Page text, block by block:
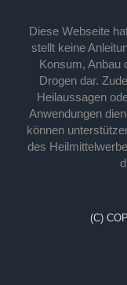
Diese Webseite
stellt keine
Konsum, Anbau
Drogen dar.
Heilaussagen
Anwendungen
können
des
(C)